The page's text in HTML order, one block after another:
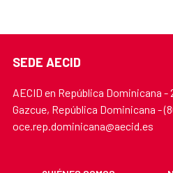
SEDE AECID
AECID en República Dominicana -
Gazcue, República Dominicana -
oce.rep.dominicana@aecid.es